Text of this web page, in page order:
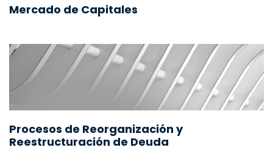
Mercado de Capitales
Procesos de Reorganización y
Reestructuración de Deuda